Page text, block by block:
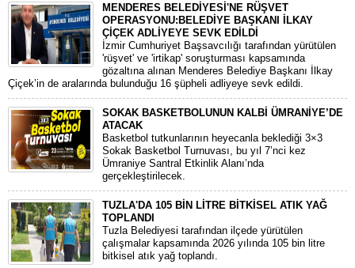
MENDERES BELEDİYESİ'NE RÜŞVET
OPERASYONU:BELEDİYE BAŞKANI İLKAY
ÇİÇEK ADLİYEYE SEVK EDİLDİ
​İzmir Cumhuriyet Başsavcılığı tarafından yürütülen
'rüşvet' ve 'irtikap' soruşturması kapsamında
gözaltına alınan Menderes Belediye Başkanı İlkay
Çiçek’in de aralarında bulunduğu 16 şüpheli adliyeye sevk edildi.
SOKAK BASKETBOLUNUN KALBİ ÜMRANİYE’DE
ATACAK
Basketbol tutkunlarının heyecanla beklediği 3×3
Sokak Basketbol Turnuvası, bu yıl 7’nci kez
Ümraniye Santral Etkinlik Alanı’nda
gerçekleştirilecek.
TUZLA'DA 105 BİN LİTRE BİTKİSEL ATIK YAĞ
TOPLANDI
Tuzla Belediyesi tarafından ilçede yürütülen
çalışmalar kapsamında 2026 yılında 105 bin litre
bitkisel atık yağ toplandı.